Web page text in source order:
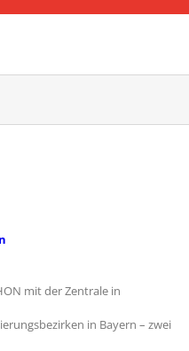
mit der Zentrale in
in Bayern – zwei